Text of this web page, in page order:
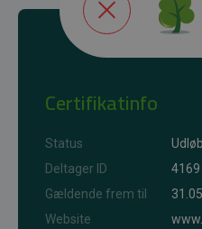
Certifikatinfo
Status
Deltager ID
4169
Gældende frem til
Website